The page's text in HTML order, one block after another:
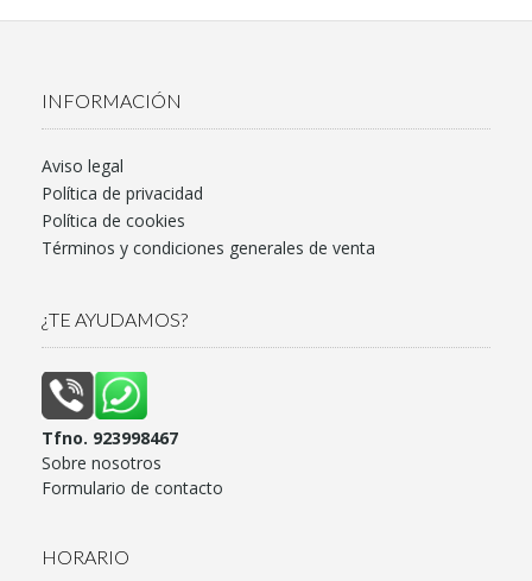
INFORMACIÓN
Aviso legal
Política de privacidad
Política de cookies
Términos y condiciones generales de venta
¿TE AYUDAMOS?
Tfno. 923998467
Sobre nosotros
Formulario de contacto
HORARIO